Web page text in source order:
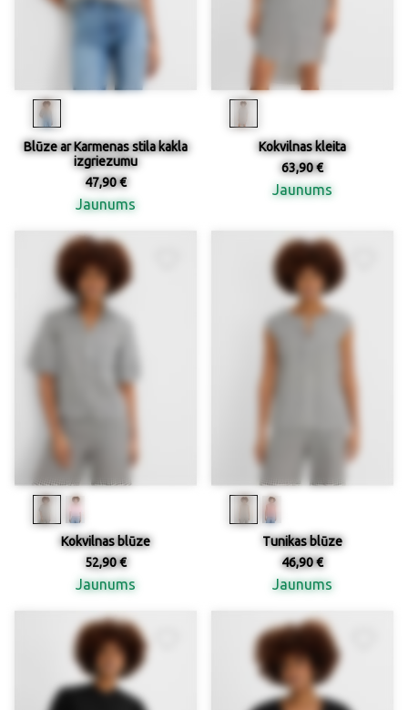
Blūze ar Karmenas stila kakla
izgriezumu
47,90 €
Jaunums
Kokvilnas kleita
63,90 €
Jaunums
Kokvilnas blūze
52,90 €
Jaunums
Tunikas blūze
46,90 €
Jaunums